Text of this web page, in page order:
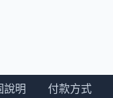
說明 付款方式